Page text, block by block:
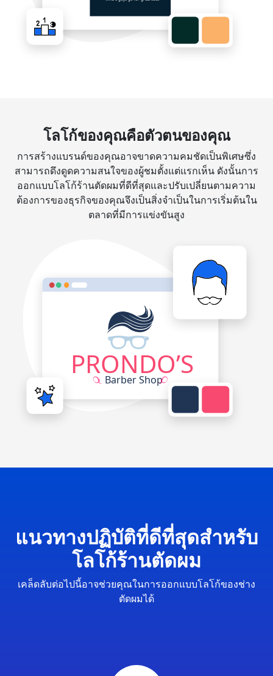
โลโก้ของคุณคือตัวตนของคุณ
การสร้างแบรนด์ของคุณอาจขาดความคมชัดเป็นพิเศษซึ่ง
สามารถดึงดูดความสนใจของผู้ชมตั้งแต่แรกเห็น ดังนั้นการ
ออกแบบโลโก้ร้านตัดผมที่ดีที่สุดและปรับเปลี่ยนตามความ
ต้องการของธุรกิจของคุณจึงเป็นสิ่งจำเป็นในการเริ่มต้นใน
ตลาดที่มีการแข่งขันสูง
แนวทางปฏิบัติที่ดีที่สุดสำหรับ
โลโก้ร้านตัดผม
เคล็ดลับต่อไปนี้อาจช่วยคุณในการออกแบบโลโก้ของช่าง
ตัดผมได้